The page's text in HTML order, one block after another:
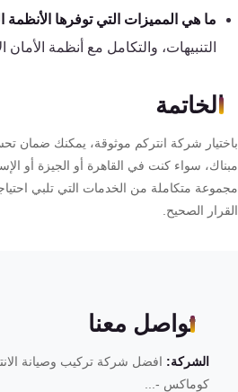
ما هي المميزات التي توفرها الأنظمة
التنبيهات، والتكامل مع أنظمة الأمان
الخاتمة
شركة انتركم موثوقة، يمكنك ضمان
سواء كنت في القاهرة أو الجيزة أو
متكاملة من الخدمات التي تلبي
الصحيح.
تواصل معنا
الشركة:افضل شركة تركيب وصيانة
كوماكس -...